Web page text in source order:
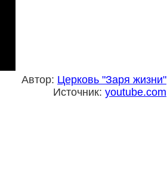
Автор: Церковь "Заря жизни"
Источник: youtube.com